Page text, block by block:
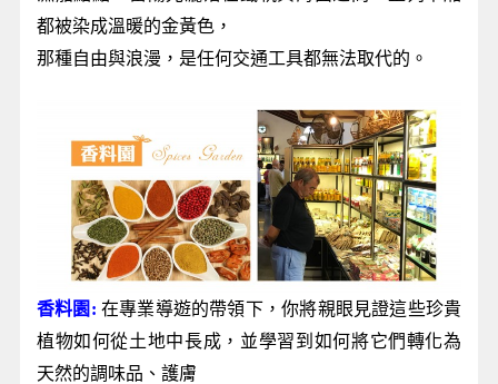
都被染成溫暖的金黃色，
那種自由與浪漫，是任何交通工具都無法取代的。
香料園: 在專業導遊的帶領下，你將親眼見證這些珍貴
植物如何從土地中長成，並學習到如何將它們轉化為
天然的調味品、護膚